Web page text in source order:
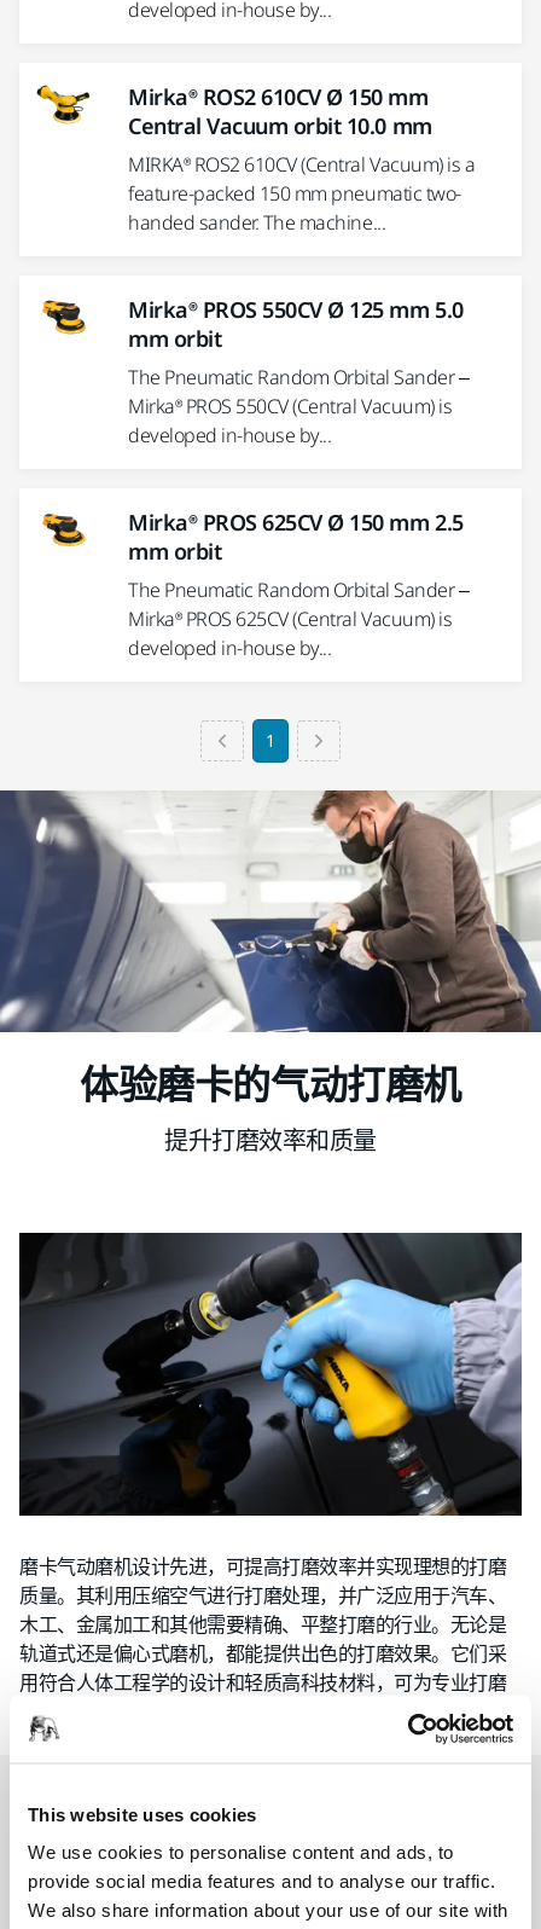
This website uses cookies
We use cookies to personalise content and ads, to
provide social media features and to analyse our traffic.
We also share information about your use of our site with
developed in-house by...
Mirka® ROS2 610CV Ø 150 mm
Central Vacuum orbit 10.0 mm
MIRKA® ROS2 610CV (Central Vacuum) is a
feature-packed 150 mm pneumatic two-
handed sander. The machine...
Mirka® PROS 550CV Ø 125 mm 5.0
mm orbit
The Pneumatic Random Orbital Sander –
Mirka® PROS 550CV (Central Vacuum) is
developed in-house by...
Mirka® PROS 625CV Ø 150 mm 2.5
mm orbit
The Pneumatic Random Orbital Sander –
Mirka® PROS 625CV (Central Vacuum) is
developed in-house by...
1
体验磨卡的气动打磨机
提升打磨效率和质量
磨卡气动磨机设计先进，可提高打磨效率并实现理想的打磨
质量。其利用压缩空气进行打磨处理，并广泛应用于汽车、
木工、金属加工和其他需要精确、平整打磨的行业。无论是
轨道式还是偏心式磨机，都能提供出色的打磨效果。它们采
用符合人体工程学的设计和轻质高科技材料，可为专业打磨
任务提供最佳的用户舒适度。